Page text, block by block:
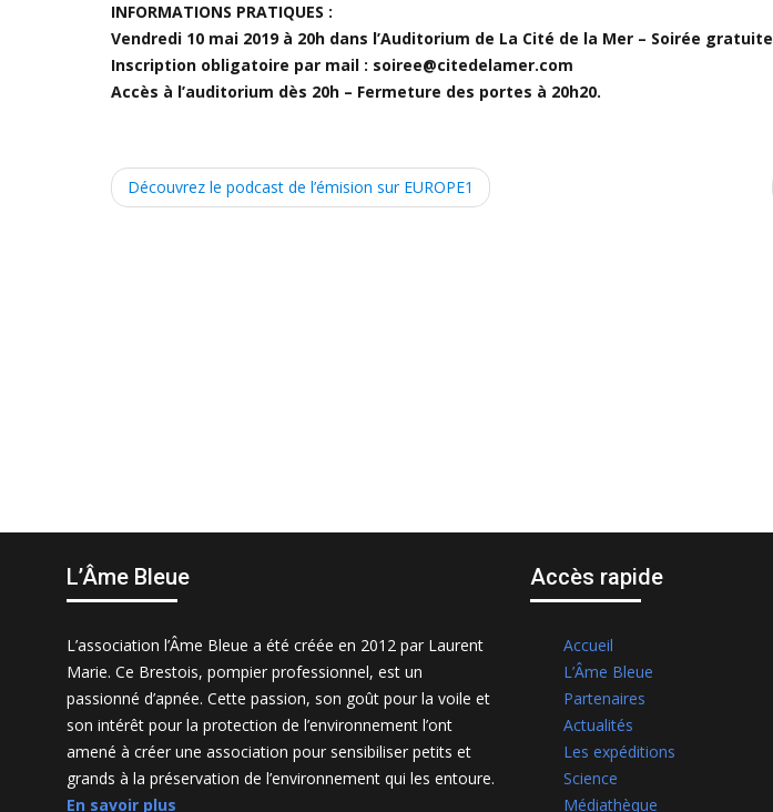
INFORMATIONS PRATIQUES :
Vendredi 10 mai 2019 à 20h dans l’Auditorium de La Cité de la Mer – Soirée gratuite
Inscription obligatoire par mail : soiree@citedelamer.com
Accès à l’auditorium dès 20h – Fermeture des portes à 20h20.
P
o
o
Découvrez le podcast de l’émision sur EUROPE1
L’Âme Bleue
L’association l’Âme Bleue a été créée en 2012 par Laurent
Marie. Ce Brestois, pompier professionnel, est un
passionné d’apnée. Cette passion, son goût pour la voile et
son intérêt pour la protection de l’environnement l’ont
amené à créer une association pour sensibiliser petits et
grands à la préservation de l’environnement qui les entoure.
En savoir plus
Accès rapide
Accueil
L’Âme Bleue
Partenaires
Actualités
Les expéditions
Science
Médiathèque